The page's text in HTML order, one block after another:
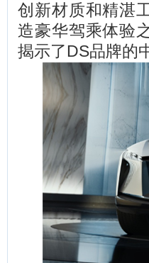
创新材质和精湛
造豪华驾乘体验
揭示了DS品牌的